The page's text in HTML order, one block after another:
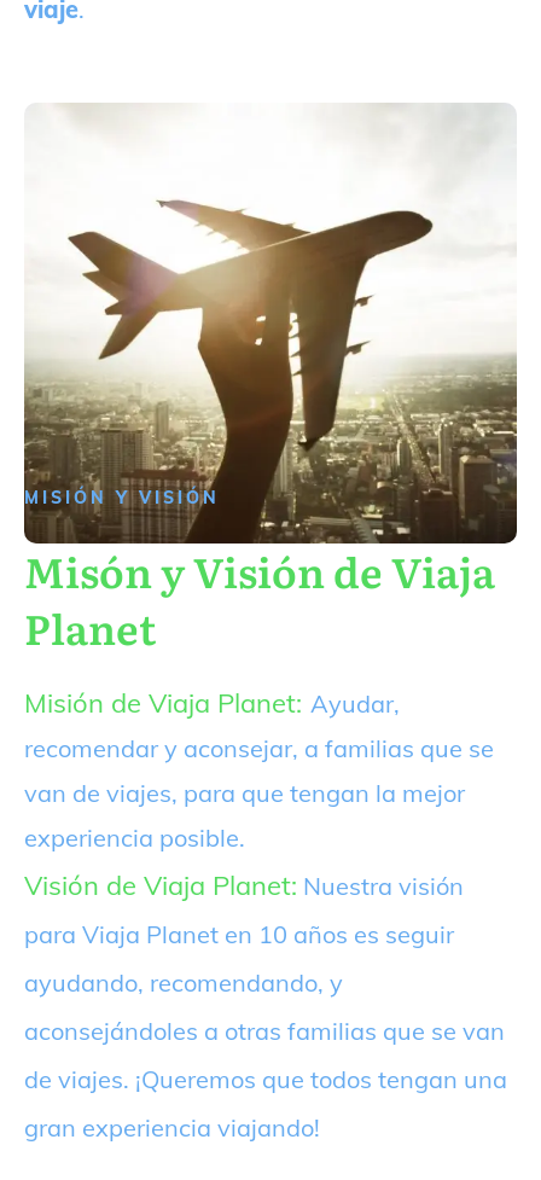
viaje.
MISIÓN Y VISIÓN
Misón y Visión de Viaja
Planet
Misión de Viaja Planet: Ayudar,
recomendar y aconsejar, a familias que se
van de viajes, para que tengan la mejor
experiencia posible.
Visión de Viaja Planet: Nuestra visión
para Viaja Planet en 10 años es seguir
ayudando, recomendando, y
aconsejándoles a otras familias que se van
de viajes. ¡Queremos que todos tengan una
gran experiencia viajando!